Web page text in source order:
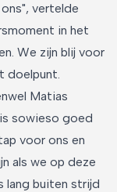
vertelde
in het
We zijn blij voor
doelpunt.
Matias
sowieso goed
voor ons en
als we op deze
lang buiten strijd